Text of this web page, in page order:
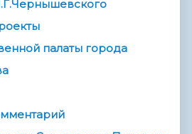
палаты города